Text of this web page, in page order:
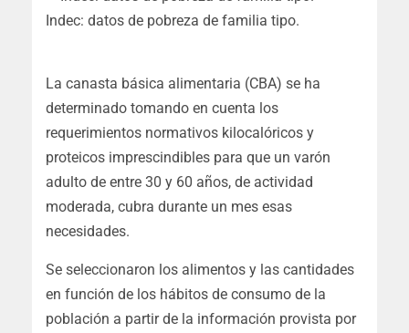
Indec: datos de pobreza de familia tipo.
La canasta básica alimentaria (CBA) se ha
determinado tomando en cuenta los
requerimientos normativos kilocalóricos y
proteicos imprescindibles para que un varón
adulto de entre 30 y 60 años, de actividad
moderada, cubra durante un mes esas
necesidades.
Se seleccionaron los alimentos y las cantidades
en función de los hábitos de consumo de la
población a partir de la información provista por